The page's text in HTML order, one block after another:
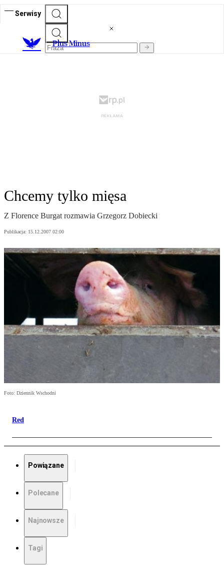
Serwisy
Plus Minus
Chcemy tylko mięsa
Z Florence Burgat rozmawia Grzegorz Dobiecki
Publikacja: 15.12.2007 02:00
Foto: Dziennik Wschodni
Red
Powiązane
Polecane
Najnowsze
Tagi